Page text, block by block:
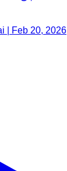
| Feb 20, 2026